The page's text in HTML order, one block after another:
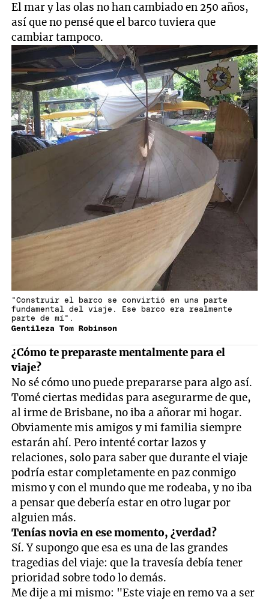
El mar y las olas no han cambiado en 250 años,
así que no pensé que el barco tuviera que
cambiar tampoco.
Gentileza Tom Robinson
"Construir el barco se convirtió en una parte
fundamental del viaje. Ese barco era realmente
parte de mí".
¿Cómo te preparaste mentalmente para el
viaje?
No sé cómo uno puede prepararse para algo así.
Tomé ciertas medidas para asegurarme de que,
al irme de Brisbane, no iba a añorar mi hogar.
Obviamente mis amigos y mi familia siempre
estarán ahí. Pero intenté cortar lazos y
relaciones, solo para saber que durante el viaje
podría estar completamente en paz conmigo
mismo y con el mundo que me rodeaba, y no iba
a pensar que debería estar en otro lugar por
alguien más.
Tenías novia en ese momento, ¿verdad?
Sí. Y supongo que esa es una de las grandes
tragedias del viaje: que la travesía debía tener
prioridad sobre todo lo demás.
Me dije a mi mismo: "Este viaje en remo va a ser